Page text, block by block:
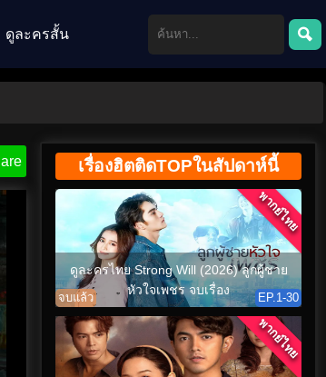
ดูละครสั้น
เรื่องฮิตติดTOPในสัปดาห์นี้
ดูละครไทย Strong Will (2026) ลูกผู้ชาย
หัวใจเพชร จบเรื่อง
จบแล้ว EP.1-30
พากย์ไทย
พากย์ไทย